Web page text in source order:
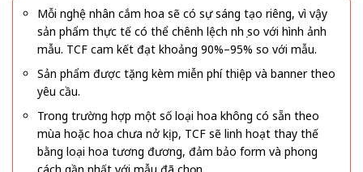
Mỗi nghệ nhân cắm hoa sẽ có sự sáng tạo riêng, vì vậy
sản phẩm thực tế có thể chênh lệch nhẹ so với hình ảnh
mẫu. TCF cam kết đạt khoảng 90%–95% so với mẫu.
Sản phẩm được tặng kèm miễn phí thiệp và banner theo
yêu cầu.
Trong trường hợp một số loại hoa không có sẵn theo
mùa hoặc hoa chưa nở kịp, TCF sẽ linh hoạt thay thế
bằng loại hoa tương đương, đảm bảo form và phong